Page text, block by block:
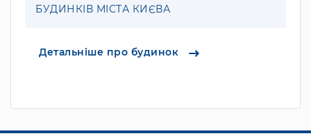
БУДИНКІВ МІСТА КИЄВА
Детальніше про будинок